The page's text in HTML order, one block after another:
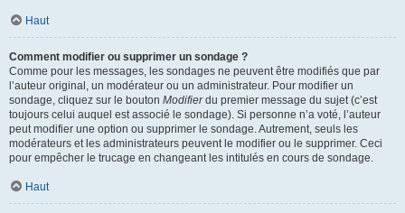
Haut
Comment modifier ou supprimer un sondage ?
Comme pour les messages, les sondages ne peuvent être modifiés que par
l’auteur original, un modérateur ou un administrateur. Pour modifier un
sondage, cliquez sur le bouton Modifierdu premier message du sujet (c’est
toujours celui auquel est associé le sondage). Si personne n’a voté, l’auteur
peut modifier une option ou supprimer le sondage. Autrement, seuls les
modérateurs et les administrateurs peuvent le modifier ou le supprimer. Ceci
pour empêcher le trucage en changeant les intitulés en cours de sondage.
Haut